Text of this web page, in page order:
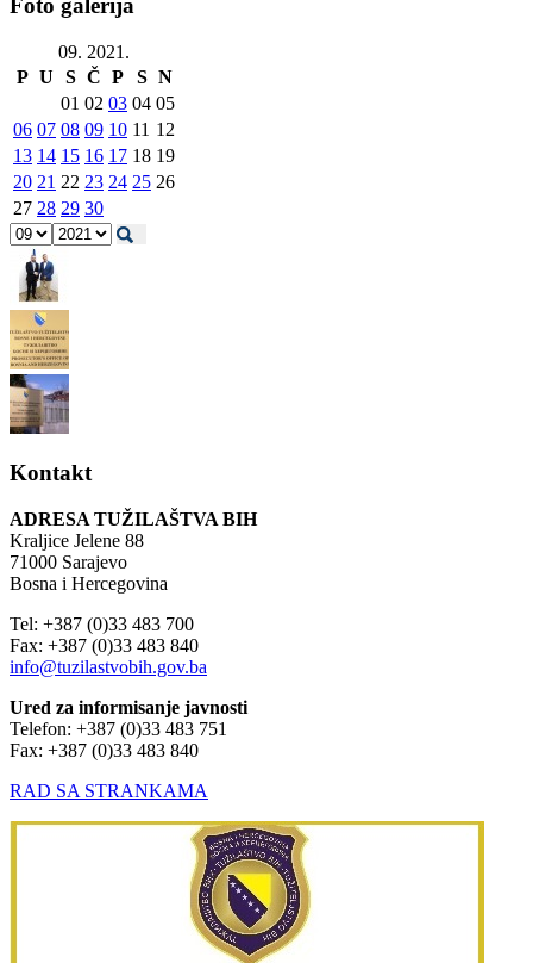
Foto galerija
09. 2021.
P U S Č P S N
01 02 03 04 05
06 07 08 09 10 11 12
13 14 15 16 17 18 19
20 21 22 23 24 25 26
27 28 29 30
Kontakt
ADRESA TUŽILAŠTVA BIH
Kraljice Jelene 88
71000 Sarajevo
Bosna i Hercegovina
Tel: +387 (0)33 483 700
Fax: +387 (0)33 483 840
info@tuzilastvobih.gov.ba
Ured za informisanje javnosti
Telefon: +387 (0)33 483 751
Fax: +387 (0)33 483 840
RAD SA STRANKAMA